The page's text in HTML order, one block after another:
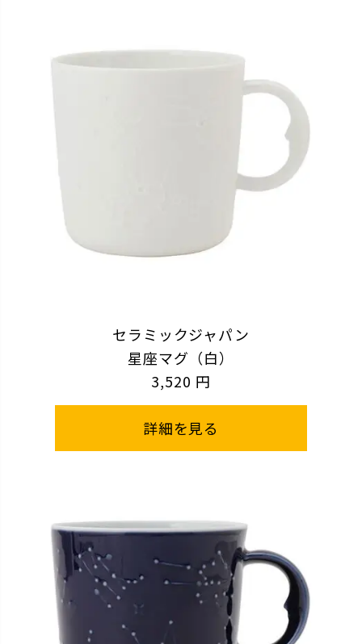
セラミックジャパン
星座マグ（白）
3,520 円
詳細を見る